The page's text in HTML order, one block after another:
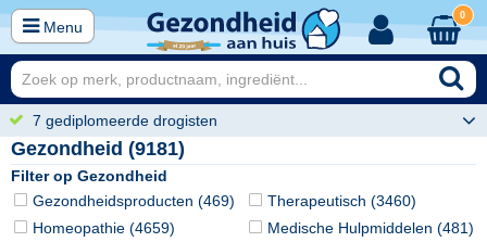
Menu
0
7 gediplomeerde drogisten
Gezondheid (9181)
Filter op Gezondheid
Gezondheidsproducten (469)
Homeopathie (4659)
Therapeutisch (3460)
Medische Hulpmiddelen (481)